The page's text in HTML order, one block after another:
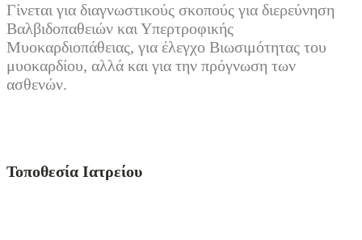
Γίνεται για διαγνωστικούς σκοπούς για διερεύνηση
Βαλβιδοπαθειών και Υπερτροφικής
Μυοκαρδιοπάθειας, για έλεγχο Βιωσιμότητας του
μυοκαρδίου, αλλά και για την πρόγνωση των
ασθενών.
Τοποθεσία Ιατρείου